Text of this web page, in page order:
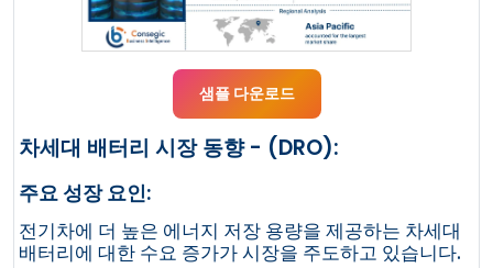
샘플 다운로드
차세대 배터리 시장 동향 - (DRO):
주요 성장 요인:
전기차에 더 높은 에너지 저장 용량을 제공하는 차세대
배터리에 대한 수요 증가가 시장을 주도하고 있습니다.